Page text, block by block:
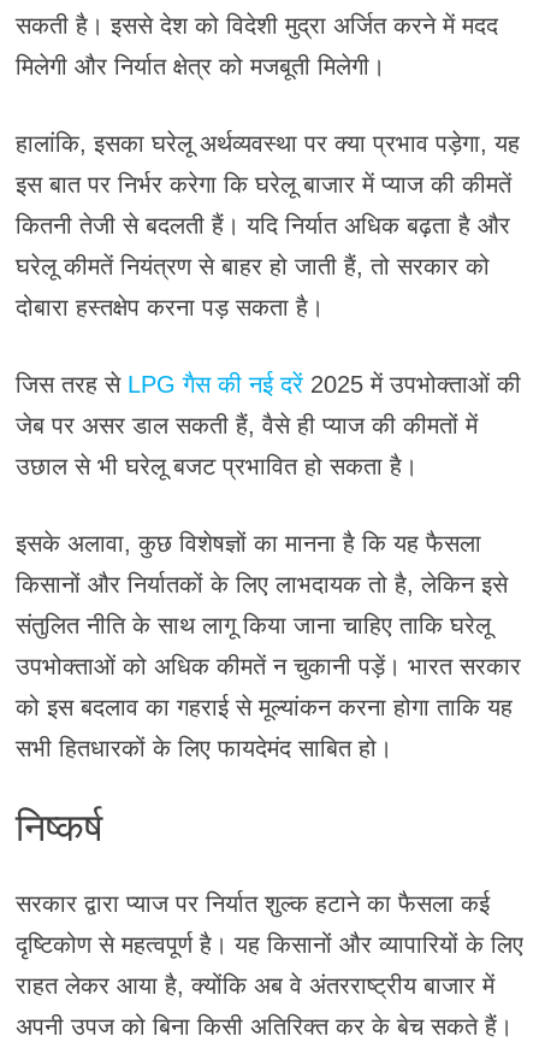
सकती है। इससे देश को विदेशी मुद्रा अर्जित करने में मदद
मिलेगी और निर्यात क्षेत्र को मजबूती मिलेगी।
हालांकि, इसका घरेलू अर्थव्यवस्था पर क्या प्रभाव पड़ेगा, यह
इस बात पर निर्भर करेगा कि घरेलू बाजार में प्याज की कीमतें
कितनी तेजी से बदलती हैं। यदि निर्यात अधिक बढ़ता है और
घरेलू कीमतें नियंत्रण से बाहर हो जाती हैं, तो सरकार को
दोबारा हस्तक्षेप करना पड़ सकता है।
जिस तरह से LPG गैस की नई दरें2025 में उपभोक्ताओं की
जेब पर असर डाल सकती हैं, वैसे ही प्याज की कीमतों में
उछाल से भी घरेलू बजट प्रभावित हो सकता है।
इसके अलावा, कुछ विशेषज्ञों का मानना है कि यह फैसला
किसानों और निर्यातकों के लिए लाभदायक तो है, लेकिन इसे
संतुलित नीति के साथ लागू किया जाना चाहिए ताकि घरेलू
उपभोक्ताओं को अधिक कीमतें न चुकानी पड़ें। भारत सरकार
को इस बदलाव का गहराई से मूल्यांकन करना होगा ताकि यह
सभी हितधारकों के लिए फायदेमंद साबित हो।
निष्कर्ष
सरकार द्वारा प्याज पर निर्यात शुल्क हटाने का फैसला कई
दृष्टिकोण से महत्वपूर्ण है। यह किसानों और व्यापारियों के लिए
राहत लेकर आया है, क्योंकि अब वे अंतरराष्ट्रीय बाजार में
अपनी उपज को बिना किसी अतिरिक्त कर के बेच सकते हैं।